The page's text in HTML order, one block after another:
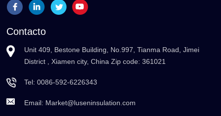
Contacto
Unit 409, Bestone Building, No.997, Tianma Road, Jimei
District , Xiamen city, China Zip code: 361021
Tel:0086-592-6226343
Email: Market@luseninsulation.com